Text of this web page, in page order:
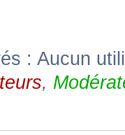
: Aucun
,